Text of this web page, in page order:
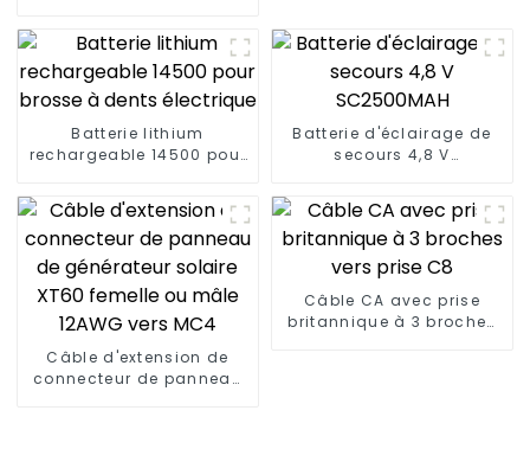
Batterie lithium
rechargeable 14500 pour
Batterie d'éclairage de
secours 4,8 V
Câble d'extension de
connecteur de panneau
Câble CA avec prise
britannique à 3 broches